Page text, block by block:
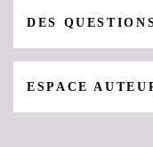
DES
ESPACE